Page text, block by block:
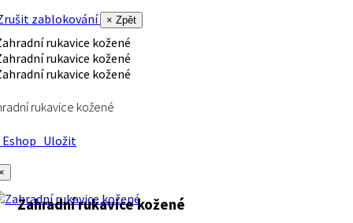
zablokování
× Zpět
rukavice kožené
Uložit
Zahradní rukavice kožené